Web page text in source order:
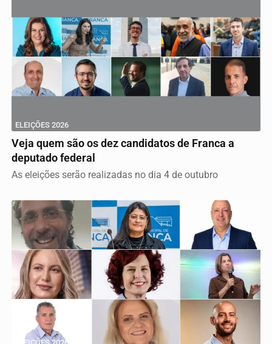
ELEIÇÕES 2026
Veja quem são os dez candidatos de Franca a
deputado federal
As eleições serão realizadas no dia 4 de outubro